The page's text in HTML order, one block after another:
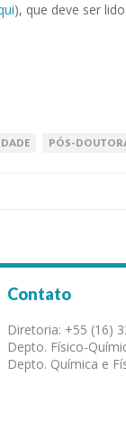
), que deve ser
PÓS-
Contato
Diretoria: +55 (16)
Depto. Físico-
Depto. Química e